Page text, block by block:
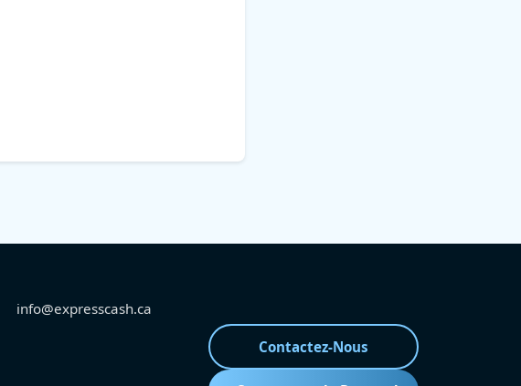
info@expresscash.ca
Contactez-Nous